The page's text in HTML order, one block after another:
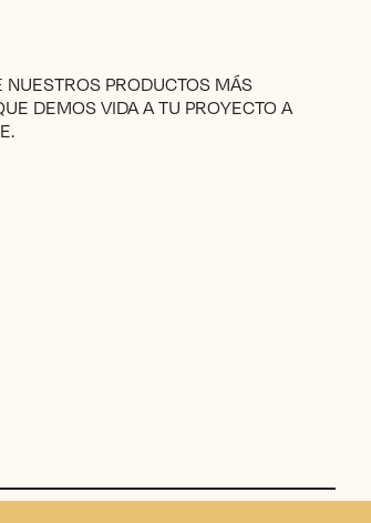
PRODUCTOS MÁS
DEMOS VIDA A TU PROYECTO A